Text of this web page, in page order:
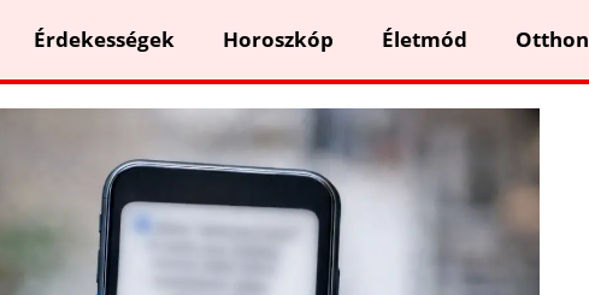
Érdekességek Horoszkóp Életmód Otthon